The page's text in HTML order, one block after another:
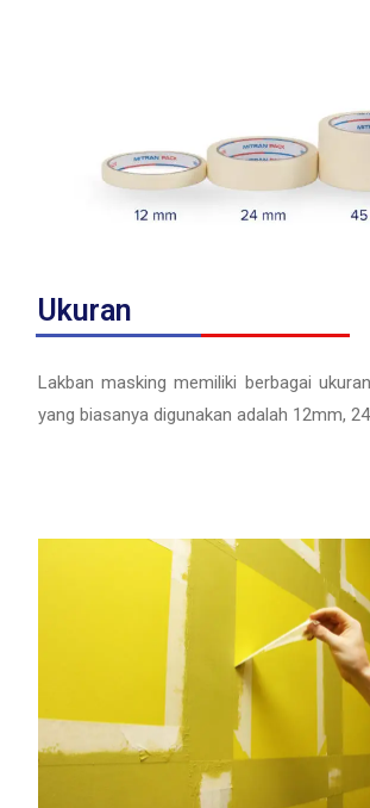
Ukuran
Lakban masking memiliki berbagai
yang biasanya digunakan adalah 12mm,